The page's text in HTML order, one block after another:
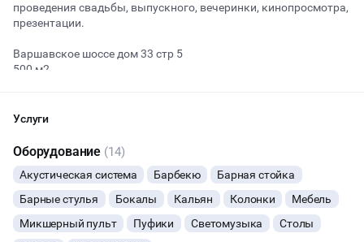
проведения свадьбы, выпускного, вечеринки, кинопросмотра,
презентации.
Варшавское шоссе дом 33 стр 5
500 м2
60 чел – формат банкета, конференция
Зона барбекю
Барная стойка
Звуковое оборудование
Мебель
Wi-Fi
30 комплектов посуды, больше-под запрос
Администратор на площадке
Услуги
Оборудование (14)
Акустическая система Барбекю
Барная стойка
Барные стулья
Бокалы Кальян Колонки
Мебель
Микшерный пульт
Пуфики Светомузыка
Столы
КОРПОРАТИВЫ
ДЕЛОВЫЕ МЕРОПРИЯТИЯ
КВАРТИРНИКИ
Вы можете отменить заявку в любой момент, это бесплатно
или поменять параметры с нашим менеджером после того, как
оставите заявку